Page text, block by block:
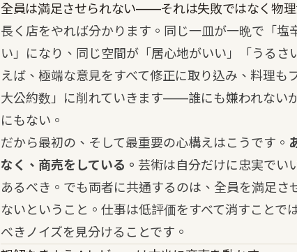
全員は満足させられない——それは失敗ではなく物理
長く店をやれば分かります。同じ一皿が一晩で「塩
い」になり、同じ空間が「居心地がいい」「うるさ
えば、極端な意見をすべて修正に取り込み、料理も
大公約数」に削れていきます——誰にも嫌われない
にもない。
だから最初の、そして最重要の心構えはこうです。
なく、商売をしている。 芸術は自分だけに忠実でい
あるべき。でも両者に共通するのは、全員を満足さ
ないということ。仕事は低評価をすべて消すことで
べきノイズを見分けることです。